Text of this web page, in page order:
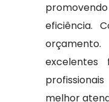
eficiência.
excelentes
melhor